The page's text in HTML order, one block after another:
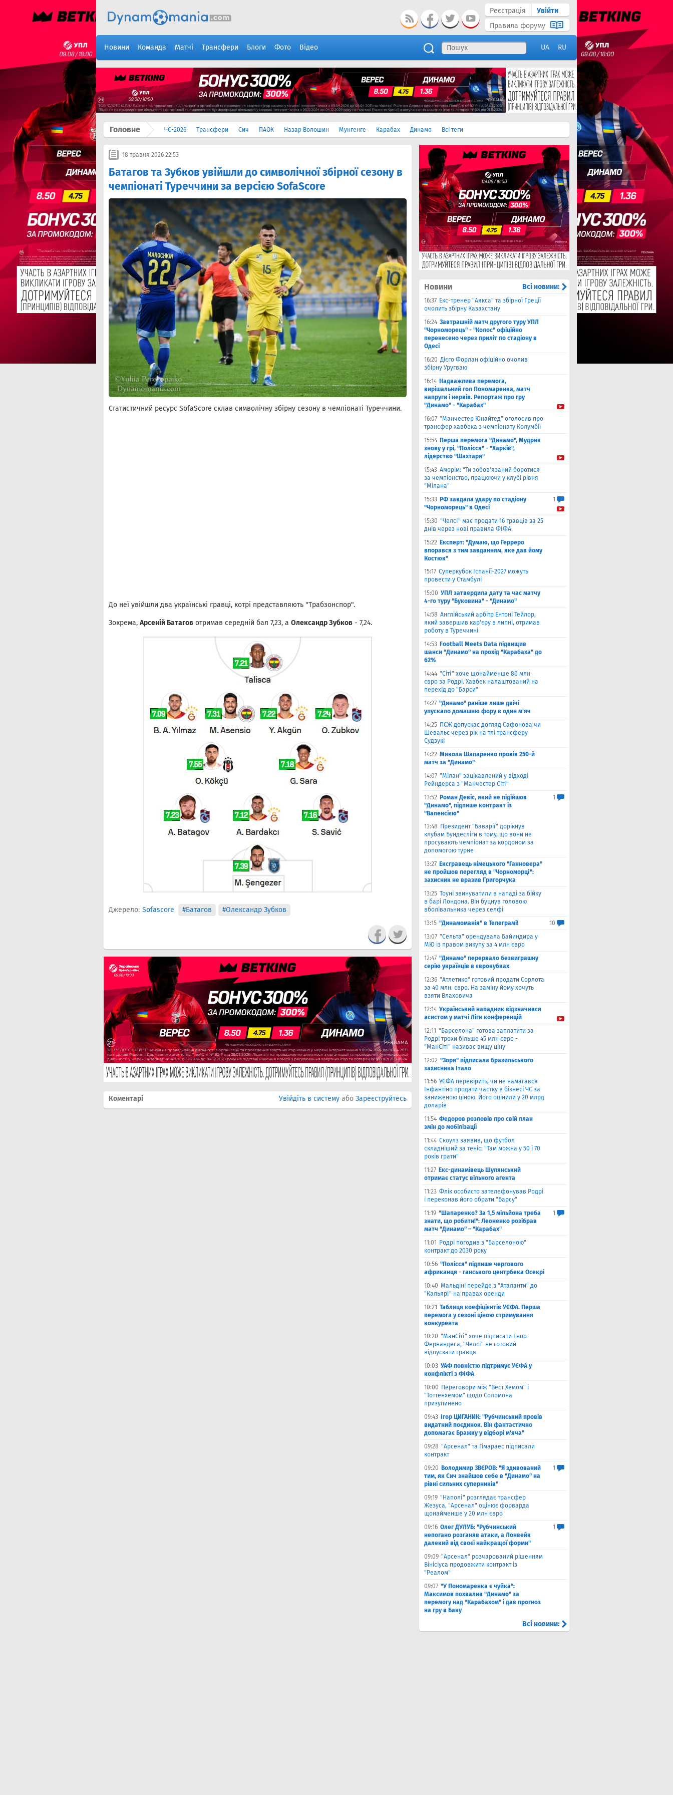
Реєстрація
Увійти
Правила форуму
Новини Команда Матчі Трансфери Блоги Фото Відео UA RU
Головне ЧС-2026 Трансфери Сич ПАОК Назар Волошин Мунгенге Карабах Динамо Всі теги
18 травня 2026 22:53
Батагов та Зубков увійшли до символічної збірної сезону в
чемпіонаті Туреччини за версією SofaScore
Статистичний ресурс SofaScore склав символічну збірну сезону в чемпіонаті Туреччини.
До неї увійшли два українські гравці, котрі представляють "Трабзонспор".
Зокрема, Арсеній Батагов отримав середній бал 7,23, а Олександр Зубков - 7,24.
Джерело: Sofascore #Батагов #Олександр Зубков
Коментарі Увійдіть в систему або Зареєструйтесь
Новини Всі новини:
16:37 Екс-тренер "Аякса" та збірної Греції
очолить збірну Казахстану
16:24 Завтрашній матч другого туру УПЛ
"Чорноморець" - "Колос" офіційно
перенесено через приліт по стадіону в
Одесі
16:20 Дієго Форлан офіційно очолив
збірну Уругваю
16:14 Надважлива перемога,
вирішальний гол Пономаренка, матч
напруги і нервів. Репортаж про гру
"Динамо" - "Карабах"
16:07 "Манчестер Юнайтед" оголосив про
трансфер хавбека з чемпіонату Колумбії
15:54 Перша перемога "Динамо", Мудрик
знову у грі, "Полісся" - "Харків",
лідерство "Шахтаря"
15:43 Аморім: "Ти зобов'язаний боротися
за чемпіонство, працюючи у клубі рівня
"Мілана"
15:33 РФ завдала удару по стадіону
"Чорноморець" в Одесі
1
15:30 "Челсі" має продати 16 гравців за 25
днів через нові правила ФІФА
15:22 Експерт: "Думаю, що Герреро
впорався з тим завданням, яке дав йому
Костюк"
15:17 Суперкубок Іспанії-2027 можуть
провести у Стамбулі
15:00 УПЛ затвердила дату та час матчу
4-го туру "Буковина" - "Динамо"
14:58 Англійський арбітр Ентоні Тейлор,
який завершив кар'єру в липні, отримав
роботу в Туреччині
14:53 Football Meets Data підвищив
шанси "Динамо" на прохід "Карабаха" до
62%
14:44 "Сіті" хоче щонайменше 80 млн
євро за Родрі. Хавбек налаштований на
перехід до "Барси"
14:27 "Динамо" раніше лише двічі
упускало домашню фору в один м'яч
14:25 ПСЖ допускає догляд Сафонова чи
Шевальє через рік на тлі трансферу
Судзукі
14:22 Микола Шапаренко провів 250-й
матч за "Динамо"
14:07 "Мілан" зацікавлений у відході
Рейндерса з "Манчестер Сіті"
13:52 Роман Девіс, який не підійшов
"Динамо", підпише контракт із
"Валенсією"
1
13:48 Президент "Баварії" дорікнув
клубам Бундесліги в тому, що вони не
просувають чемпіонат за кордоном за
допомогою турне
13:27 Ексгравець німецького "Ганновера"
не пройшов перегляд в "Чорноморці":
захисник не вразив Григорчука
13:25 Тоуні звинуватили в нападі за бійку
в барі Лондона. Він буцнув головою
вболівальника через селфі
13:15 "Динамоманія" в Телеграмі!
10
13:07 "Сельта" орендувала Байиндира у
МЮ із правом викупу за 4 млн євро
12:47 "Динамо" перервало безвиграшну
серію українців в єврокубках
12:36 "Атлетико" готовий продати Сорлота
за 40 млн. євро. На заміну йому хочуть
взяти Влаховича
12:14 Український нападник відзначився
асистом у матчі Ліги конференцій
12:11 "Барселона" готова заплатити за
Родрі трохи більше 45 млн євро -
"МанСіті" називає вищу ціну
12:02 "Зоря" підписала бразильського
захисника Італо
11:56 УЄФА перевірить, чи не намагався
Інфантіно продати частку в бізнесі ЧС за
заниженою ціною. Його оцінили у 20 млрд
доларів
11:54 Федоров розповів про свій план
змін до мобілізації
11:44 Скоулз заявив, що футбол
складніший за теніс: "Там можна у 50 і 70
років грати"
11:27 Екс-динамівець Шулянський
отримає статус вільного агента
11:23 Флік особисто зателефонував Родрі
і переконав його обрати "Барсу"
11:19 "Шапаренко? За 1,5 мільйона треба
знати, що робити!": Леоненко розібрав
матч "Динамо" – "Карабах"
1
11:01
Родрі погодив з "Барселоною"
контракт до 2030 року
10:56 "Полісся" підпише чергового
африканця - ганського центрбека Осекрі
10:40 Мальдіні перейде з "Аталанти" до
"Кальярі" на правах оренди
10:21 Таблиця коефіцієнтів УЄФА. Перша
перемога у сезоні ціною стримування
конкурента
10:20 "МанСіті" хоче підписати Енцо
Фернандеса, "Челсі" не готовий
відпускати гравця
10:03 УАФ повністю підтримує УЄФА у
конфлікті з ФІФА
10:00 Переговори між "Вест Хемом" і
"Тоттенхемом" щодо Соломона
призупинено
09:43
Ігор ЦИГАНИК: "Рубчинський провів
видатний поєдинок. Він фантастично
допомагає Бражку у відборі м'яча"
09:28 "Арсенал" та Гімараес підписали
контракт
09:20 Володимир ЗВЄРОВ: "Я здивований
тим, як Сич знайшов себе в "Динамо" на
рівні сильних суперників"
1
09:19 "Наполі" розглядає трансфер
Жезуса, "Арсенал" оцінює форварда
щонайменше у 20 млн євро
09:16 Олег ДУЛУБ: "Рубчинський
непогано розганяв атаки, а Лонвейк
далекий від своєї найкращої форми"
1
09:09 "Арсенал" розчарований рішенням
Вінісіуса продовжити контракт із
"Реалом"
09:07 "У Пономаренка є чуйка":
Максимов похвалив "Динамо" за
перемогу над "Карабахом" і дав прогноз
на гру в Баку
Всі новини: